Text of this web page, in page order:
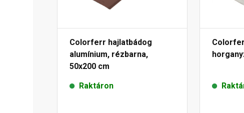
Colorferr hajlatbádog
alumínium, rézbarna,
50x200 cm
Raktáron